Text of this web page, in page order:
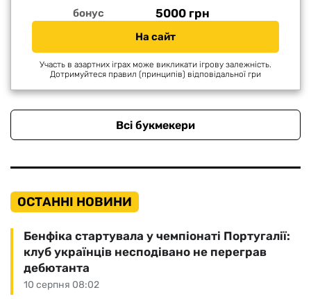
бонус 5000 грн
На сайт
Участь в азартних іграх може викликати ігрову залежність.
Дотримуйтеся правил (принципів) відповідальної гри
Всі букмекери
ОСТАННІ НОВИНИ
10 серпня 08:02
Бенфіка стартувала у чемпіонаті Португалії:
клуб українців несподівано не переграв
дебютанта